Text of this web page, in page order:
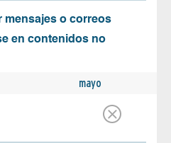
mensajes o correos
en contenidos no
mayo